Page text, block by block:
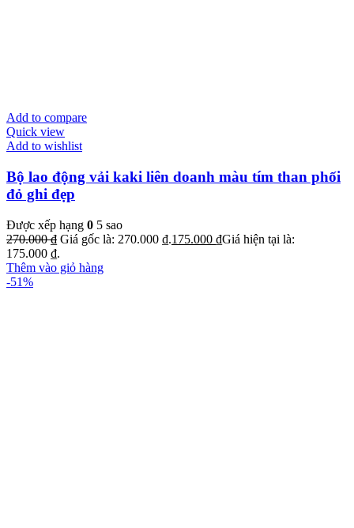
Add to compare
Quick view
Add to wishlist
Bộ lao động vải kaki liên doanh màu tím than phối
đỏ ghi đẹp
Được xếp hạng 0 5 sao
270.000₫ Giá gốc là: 270.000 ₫.175.000 ₫Giá hiện tại là:
175.000 ₫.
Thêm vào giỏ hàng
-51%